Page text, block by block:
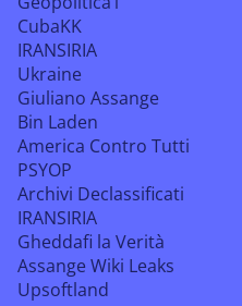
CubaKK
IRANSIRIA
Ukraine
Giuliano Assange
Bin Laden
America Contro Tutti
PSYOP
Archivi Declassificati
IRANSIRIA
Gheddafi la Verità
Assange Wiki Leaks
Upsoftland